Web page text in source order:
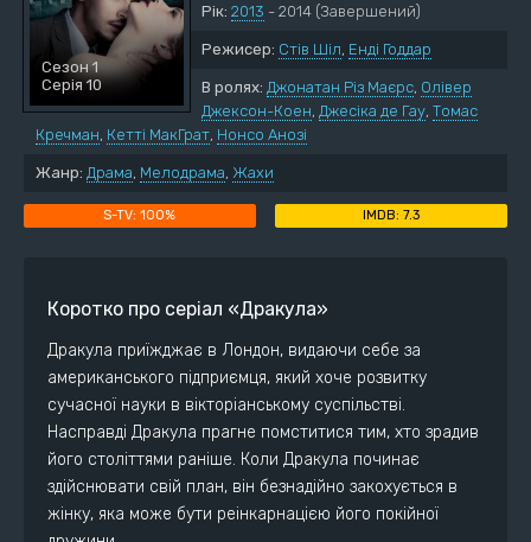
Сезон 1
Серія 10
Рік: 2013 - 2014 (Завершений)
Режисер: Стів Шіл, Енді Годдар
В ролях: Джонатан Різ Маєрс, Олівер
Джексон-Коен, Джесіка де Гау, Томас
Кречман, Кетті МакГрат, Нонсо Анозі
Жанр: Драма, Мелодрама, Жахи
100% 7.3
Коротко про серіал «Дракула»
Дракула приїжджає в Лондон, видаючи себе за
американського підприємця, який хоче розвитку
сучасної науки в вікторіанському суспільстві.
Насправді Дракула прагне помститися тим, хто зрадив
його століттями раніше. Коли Дракула починає
здійснювати свій план, він безнадійно закохується в
жінку, яка може бути реінкарнацією його покійної